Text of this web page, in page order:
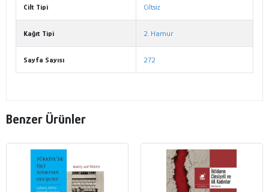
Cilt Tipi Ciltsiz
Kağıt Tipi 2. Hamur
Sayfa Sayısı 272
Benzer Ürünler